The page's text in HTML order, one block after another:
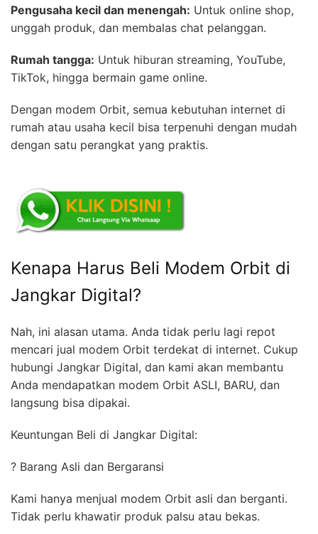
Pengusaha kecil dan menengah: Untuk online shop,
unggah produk, dan membalas chat pelanggan.
Rumah tangga: Untuk hiburan streaming, YouTube,
TikTok, hingga bermain game online.
Dengan modem Orbit, semua kebutuhan internet di
rumah atau usaha kecil bisa terpenuhi dengan mudah
dengan satu perangkat yang praktis.
Kenapa Harus Beli Modem Orbit di
Jangkar Digital?
Nah, ini alasan utama. Anda tidak perlu lagi repot
mencari jual modem Orbit terdekat di internet. Cukup
hubungi Jangkar Digital, dan kami akan membantu
Anda mendapatkan modem Orbit ASLI, BARU, dan
langsung bisa dipakai.
Keuntungan Beli di Jangkar Digital:
? Barang Asli dan Bergaransi
Kami hanya menjual modem Orbit asli dan berganti.
Tidak perlu khawatir produk palsu atau bekas.